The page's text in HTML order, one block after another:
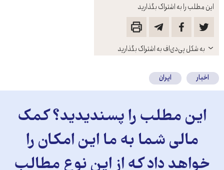
این مطلب را به اشتراک بگذارید
باز
کنید
به شکل پی‌دی‌اف به اشتراک بگذارید
اخبار ایران
این مطلب را پسندیدید؟ کمک
مالی شما به ما این امکان را
خواهد داد که از این نوع مطالب